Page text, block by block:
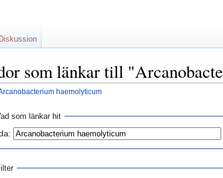
som länkar till
haemolyticum
som länkar hit
Diskussion